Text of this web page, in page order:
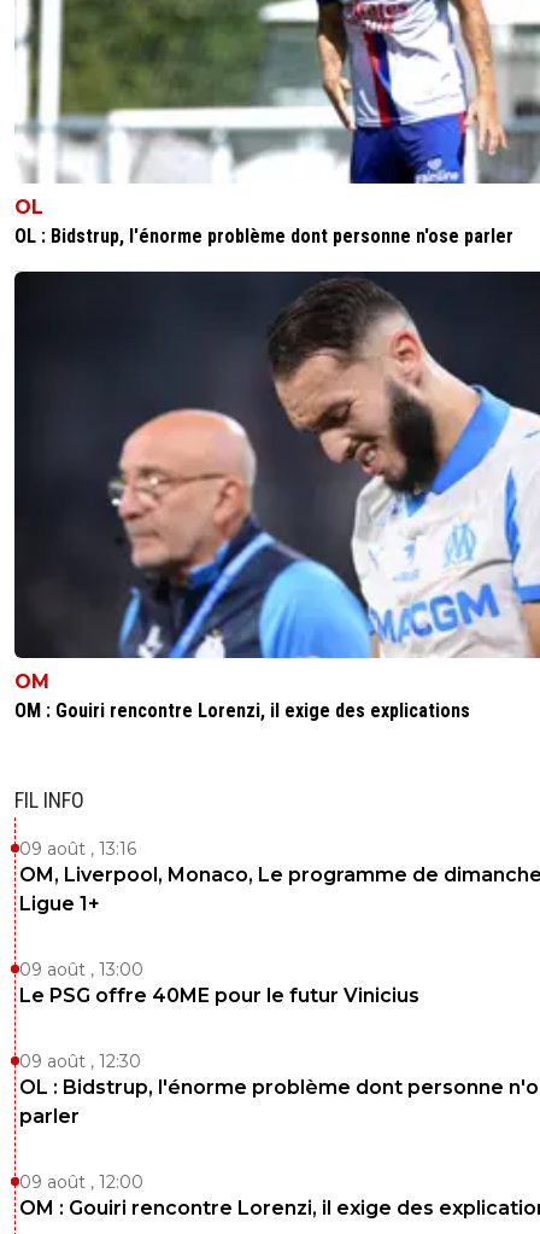
OL
OL : Bidstrup, l'énorme problème dont personne n'ose parler
OM
OM : Gouiri rencontre Lorenzi, il exige des explications
FIL INFO
09 août , 13:16
OM, Liverpool, Monaco, Le programme de
Ligue 1+
09 août , 13:00
Le PSG offre 40ME pour le futur Vinicius
09 août , 12:30
OL : Bidstrup, l'énorme problème dont personne
parler
09 août , 12:00
OM : Gouiri rencontre Lorenzi, il exige des